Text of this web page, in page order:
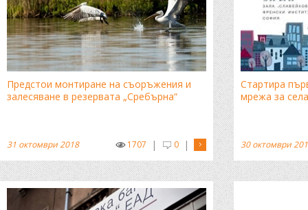
Предстои монтиранe на съоръжения и
залесяване в резерватa „Сребърна“
|
0
|
1707
31 октомври 2018
Стартира
мрежа за
30 октомври